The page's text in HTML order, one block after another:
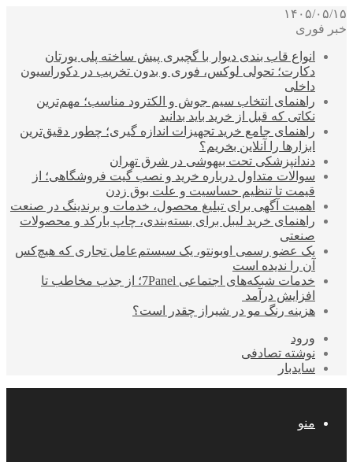
۱۴۰۵/۰۵/۱۵
خبر فوری
انواع قاب بندی دیوار با گچبری پیش ساخته پلی یورتان
دکارت؛ تحولی لوکس، فوری و بدون تخریب در دکوراسیون
داخلی
راهنمای انتخاب سیم جوش و الکترود مناسب؛ مهم‌ترین
نکاتی که قبل از خرید باید بدانید
راهنمای جامع خرید تجهیزات اندازه گیری؛ چطور دقیق‌ترین
ابزارها را آنلاین بخریم؟
دندانپزشکی تحت بیهوشی در شرق تهران
سوالات متداول درباره خرید و نصب گیت فروشگاهی؛ از
قیمت تا تنظیم حساسیت و علت بوق زدن
اهمیت آگهی برای تبلیغ محصول، خدمات و برندینگ در صنعت
راهنمای خرید لیبل برای بسته‌بندی، چاپ بارکد و محصولات
صنعتی
یک عضو رسمی اوبونتو، یک سیستم‌عامل تجاری که هیچ‌کس
آن را ندیده است
خدمات شبکه‌های اجتماعی 7Panel؛ از جذب مخاطب تا
افزایش درآمد
هزینه رنگ مو در شیراز چقدر است؟
ورود
نوشته تصادفی
سایدبار
منو